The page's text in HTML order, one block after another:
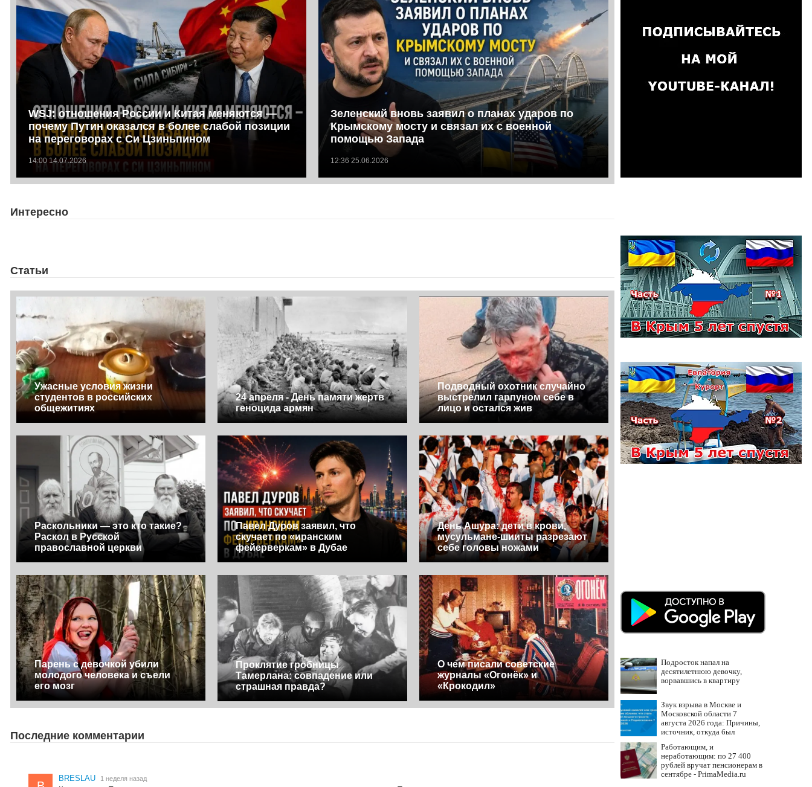
WSJ: отношения России и Китая меняются —
почему Путин оказался в более слабой позиции
на переговорах с Си Цзиньпином
14:00 14.07.2026
Зеленский вновь заявил о планах ударов по
Крымскому мосту и связал их с военной
помощью Запада
12:36 25.06.2026
Интересно
Статьи
Ужасные условия жизни
студентов в российских
общежитиях
24 апреля - День памяти жертв
геноцида армян
Подводный охотник случайно
выстрелил гарпуном себе в
лицо и остался жив
Раскольники — это кто такие?
Раскол в Русской
православной церкви
Павел Дуров заявил, что
скучает по «иранским
фейерверкам» в Дубае
День Ашура: дети в крови,
мусульмане-шииты разрезают
себе головы ножами
Парень с девочкой убили
молодого человека и съели
его мозг
Проклятие гробницы
Тамерлана: совпадение или
страшная правда?
О чем писали советские
журналы «Огонёк» и
«Крокодил»
Последние комментарии
BRESLAU 1 неделя назад
Подросток напал на
десятилетнюю девочку,
ворвавшись в квартиру
Звук взрыва в Москве и
Московской области 7
августа 2026 года: Причины,
источник, откуда был
Работающим, и
неработающим: по 27 400
рублей вручат пенсионерам в
сентябре - PrimaMedia.ru